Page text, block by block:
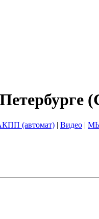
(автомат) | Видео | МЫ